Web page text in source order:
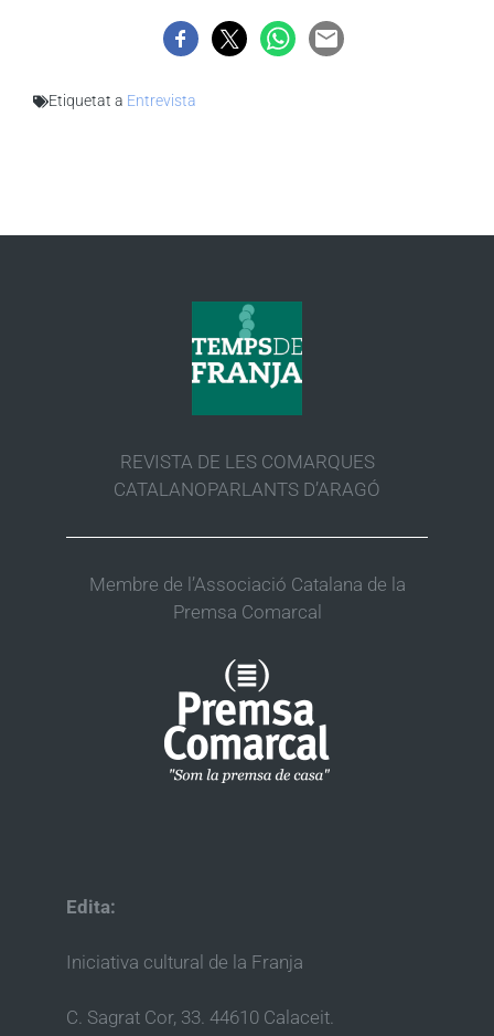
Etiquetat a Entrevista
REVISTA DE LES COMARQUES
CATALANOPARLANTS D’ARAGÓ
Membre de l’Associació Catalana de la
Premsa Comarcal
Edita:
Iniciativa cultural de la Franja
C. Sagrat Cor, 33. 44610 Calaceit.